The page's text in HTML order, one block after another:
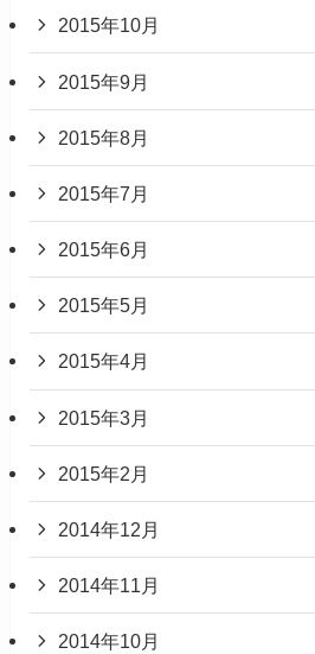
2015年10月
2015年9月
2015年8月
2015年7月
2015年6月
2015年5月
2015年4月
2015年3月
2015年2月
2014年12月
2014年11月
2014年10月